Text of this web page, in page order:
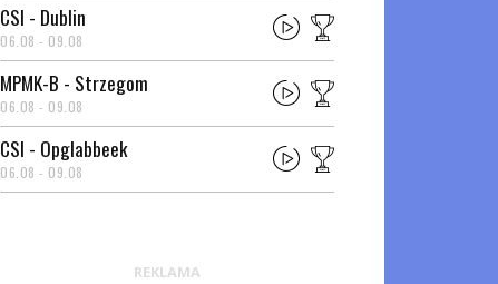
CSI - Dublin
06.08 - 09.08
MPMK-B - Strzegom
06.08 - 09.08
CSI - Opglabbeek
06.08 - 09.08
REKLAMA